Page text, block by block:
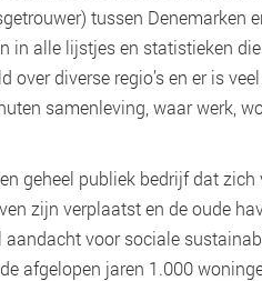
tussen Denemarken
in alle lijstjes en statistieken
over diverse regio’s en er is
samenleving, waar werk,
geheel publiek bedrijf dat
zijn verplaatst en de oude
aandacht voor sociale
afgelopen jaren 1.000